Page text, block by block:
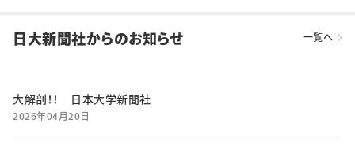
日大新聞社からのお知らせ 一覧へ
大解剖！！ 日本大学新聞社
2026年04月20日